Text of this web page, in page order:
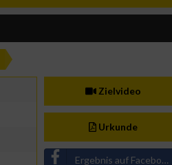
Zielvideo
Urkunde
Ergebnis auf Facebook teilen